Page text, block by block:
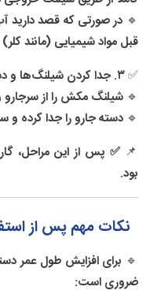
🔹 در صورتی که قصد دارید آب
قبل مواد شیمیایی (مانند
✅۳. جدا کردن شیلنگ‌ها و دسته جارو:
🔹 شیلنگ مکش را از سرجارو
🔹 دسته جارو را جدا کرده و
📌✅ پس از این مراحل،
بود.
نکات مهم پس از
🔹 برای افزایش طول عمر
ضروری است: